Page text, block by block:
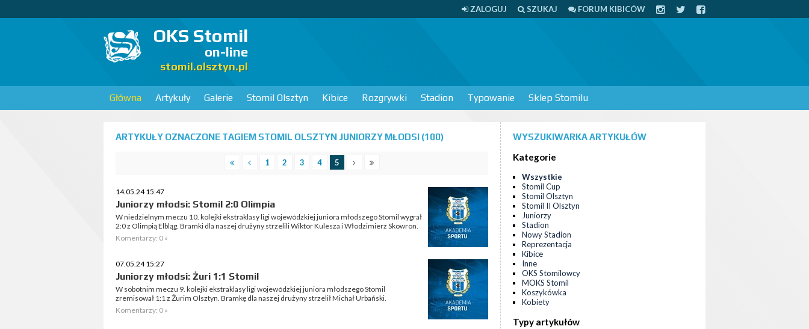
ZALOGUJ SZUKAJ FORUM KIBICÓW
OKS Stomil
on-line
stomil.olsztyn.pl
Główna Artykuły Galerie Stomil Olsztyn Kibice Rozgrywki Stadion Typowanie Sklep Stomilu
ARTYKUŁY OZNACZONE TAGIEM STOMIL OLSZTYN JUNIORZY MŁODSI (100)
1 2 3 4 5
14.05.24 15:47
Juniorzy młodsi: Stomil 2:0 Olimpia
W niedzielnym meczu 10. kolejki ekstraklasy ligi wojewódzkiej juniora młodszego Stomil wygrał
2:0 z Olimpią Elbląg. Bramki dla naszej drużyny strzelili Wiktor Kulesza i Włodzimierz Skowron.
Komentarzy: 0 »
07.05.24 15:27
Juniorzy młodsi: Żuri 1:1 Stomil
W sobotnim meczu 9. kolejki ekstraklasy ligi wojewódzkiej juniora młodszego Stomil
zremisował 1:1 z Żurim Olsztyn. Bramkę dla naszej drużyny strzelił Michał Urbański.
Komentarzy: 0 »
WYSZUKIWARKA ARTYKUŁÓW
Kategorie
Wszystkie
Stomil Cup
Stomil Olsztyn
Stomil II Olsztyn
Juniorzy
Stadion
Nowy Stadion
Reprezentacja
Kibice
Inne
OKS Stomilowcy
MOKS Stomil
Koszykówka
Kobiety
Typy artykułów